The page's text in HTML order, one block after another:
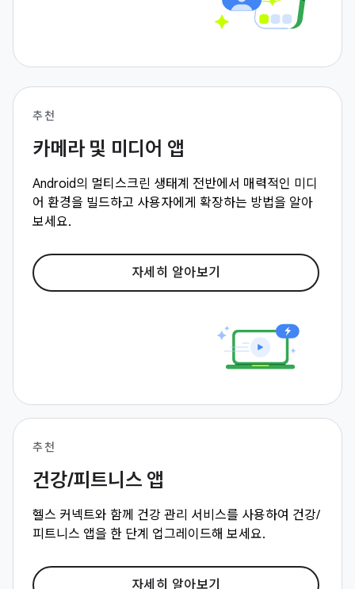
추천
카메라 및 미디어 앱
Android의 멀티스크린 생태계 전반에서 매력적인 미디
어 환경을 빌드하고 사용자에게 확장하는 방법을 알아
보세요.
자세히 알아보기
추천
건강/피트니스 앱
헬스 커넥트와 함께 건강 관리 서비스를 사용하여 건강/
피트니스 앱을 한 단계 업그레이드해 보세요.
자세히 알아보기